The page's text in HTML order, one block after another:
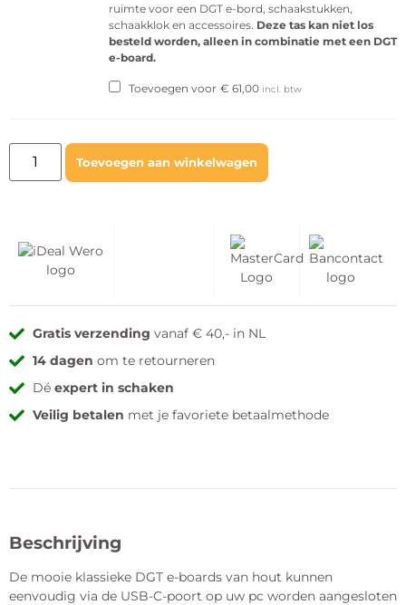
ruimte voor een DGT e-bord, schaakstukken,
schaakklok en accessoires. Deze tas kan niet los
besteld worden, alleen in combinatie met een DGT
e-board.
Toevoegen voor € 61,00 incl. btw
Toevoegen aan winkelwagen
Gratis verzending vanaf € 40,- in NL
14 dagen om te retourneren
Déexpert in schaken
Veilig betalen met je favoriete betaalmethode
Beschrijving
De mooie klassieke DGT e-boards van hout kunnen
eenvoudig via de USB-C-poort op uw pc worden aangesloten